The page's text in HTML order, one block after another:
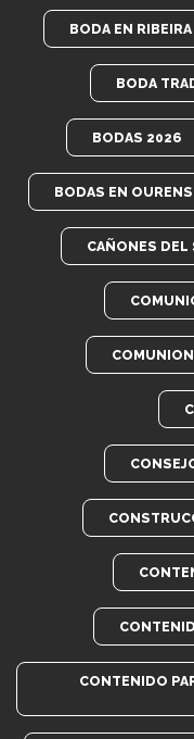
BODA EN RIBEIRA
BODA
BODAS 2026
BODAS EN
CAÑONES DEL
CONTENIDO